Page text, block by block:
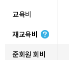
교육비
재교육비
준회원 회비